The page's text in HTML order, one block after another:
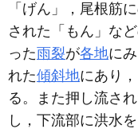
「げん」，尾根筋
された「もん」な
った雨裂が各地に
れた傾斜地にあり
る。また押し流さ
し，下流部に洪水